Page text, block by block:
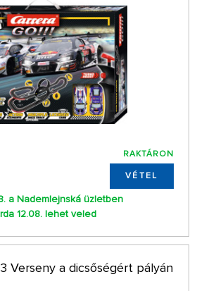
RAKTÁRON
VÉTEL
a Nademlejnská üzletben
12.08. lehet veled
Verseny a dicsőségért pályán